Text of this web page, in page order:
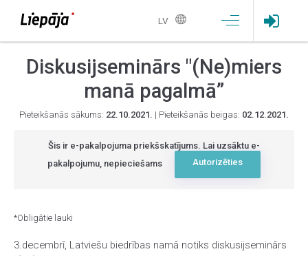
LV
Diskusijseminārs "(Ne)miers
manā pagalmā”
Pieteikšanās sākums: 22.10.2021. | Pieteikšanās beigas: 02.12.2021.
Šis ir e-pakalpojuma priekšskatījums. Lai uzsāktu e-
pakalpojumu, nepieciešams
Autorizēties
*Obligātie lauki
3.decembrī, Latviešu biedrības namā notiks diskusijseminārs